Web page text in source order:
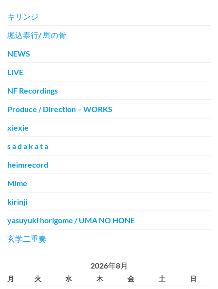
キリンジ
堀込泰行/ 馬の骨
NEWS
LIVE
NF Recordings
Produce / Direction – WORKS
xiexie
s a d a k a t a
heimrecord
Mime
kirinji
yasuyuki horigome / UMA NO HONE
玄学二重奏
2026年8月
月 火 水 木 金 土
日